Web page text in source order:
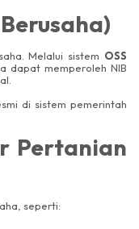
Melalui sistem OSS
dapat memperoleh NIB
di sistem pemerintah
Pertanian
seperti: